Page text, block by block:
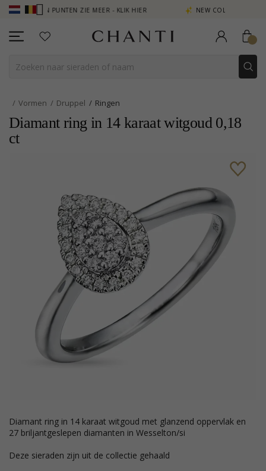
PUNTEN ZIE MEER - KLIK HIER NEW COLLECTION | AURA
Vormen Druppel Ringen
Diamant ring in 14 karaat witgoud 0,18
ct
diamant ring in 14 karaat witgoud met glanzend oppervlak en
27 briljantgeslepen diamanten in Wesselton/si
Deze sieraden zijn uit de collectie gehaald